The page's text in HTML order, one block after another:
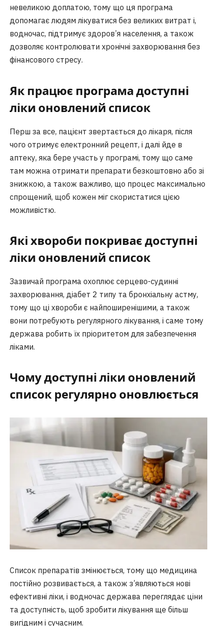
невеликою доплатою, тому що ця програма
допомагає людям лікуватися без великих витрат і,
водночас, підтримує здоров’я населення, а також
дозволяє контролювати хронічні захворювання без
фінансового стресу.
Як працює програма доступні
ліки оновлений список
Перш за все, пацієнт звертається до лікаря, після
чого отримує електронний рецепт, і далі йде в
аптеку, яка бере участь у програмі, тому що саме
там можна отримати препарати безкоштовно або зі
знижкою, а також важливо, що процес максимально
спрощений, щоб кожен міг скористатися цією
можливістю.
Які хвороби покриває доступні
ліки оновлений список
Зазвичай програма охоплює серцево-судинні
захворювання, діабет 2 типу та бронхіальну астму,
тому що ці хвороби є найпоширенішими, а також
вони потребують регулярного лікування, і саме тому
держава робить їх пріоритетом для забезпечення
ліками.
Чому доступні ліки оновлений
список регулярно оновлюється
Список препаратів змінюється, тому що медицина
постійно розвивається, а також з’являються нові
ефективні ліки, і водночас держава переглядає ціни
та доступність, щоб зробити лікування ще більш
вигідним і сучасним.